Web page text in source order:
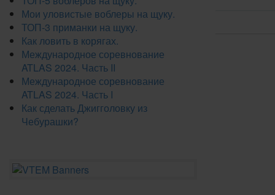
Мои уловистые воблеры на щуку.
ТОП-3 приманки на щуку.
Как ловить в корягах.
Международное соревнование
ATLAS 2024. Часть II
Международное соревнование
ATLAS 2024. Часть I
Как сделать Джигголовку из
Чебурашки?